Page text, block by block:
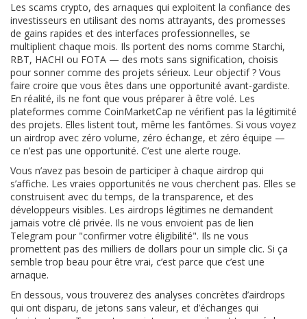
Les scams crypto, des arnaques qui exploitent la confiance des
investisseurs en utilisant des noms attrayants, des promesses
de gains rapides et des interfaces professionnelles, se
multiplient chaque mois. Ils portent des noms comme Starchi,
RBT, HACHI ou FOTA — des mots sans signification, choisis
pour sonner comme des projets sérieux. Leur objectif ? Vous
faire croire que vous êtes dans une opportunité avant-gardiste.
En réalité, ils ne font que vous préparer à être volé. Les
plateformes comme CoinMarketCap ne vérifient pas la légitimité
des projets. Elles listent tout, même les fantômes. Si vous voyez
un airdrop avec zéro volume, zéro échange, et zéro équipe —
ce n’est pas une opportunité. C’est une alerte rouge.
Vous n’avez pas besoin de participer à chaque airdrop qui
s’affiche. Les vraies opportunités ne vous cherchent pas. Elles se
construisent avec du temps, de la transparence, et des
développeurs visibles. Les airdrops légitimes ne demandent
jamais votre clé privée. Ils ne vous envoient pas de lien
Telegram pour "confirmer votre éligibilité". Ils ne vous
promettent pas des milliers de dollars pour un simple clic. Si ça
semble trop beau pour être vrai, c’est parce que c’est une
arnaque.
En dessous, vous trouverez des analyses concrètes d’airdrops
qui ont disparu, de jetons sans valeur, et d’échanges qui